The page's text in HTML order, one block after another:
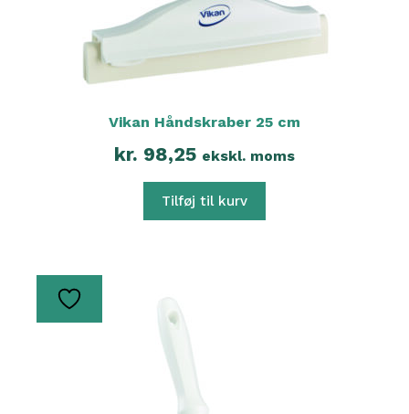
Vikan Håndskraber 25 cm
kr. 98,25 ekskl. moms
Tilføj til kurv